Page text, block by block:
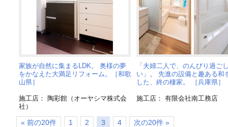
家族が自然に集まるLDK。 奥様の夢
をかなえた大満足リフォーム。［和歌
山県］
施工店： 陶彩館（オーヤシマ株式会
社）
「夫婦二人で、のんびり過ご
い」。 先進の設備と趣ある和
した、終の棲家。 ［兵庫県］
施工店： 有限会社南工務店
« 前の20件 1 2 3 4 次の20件 »